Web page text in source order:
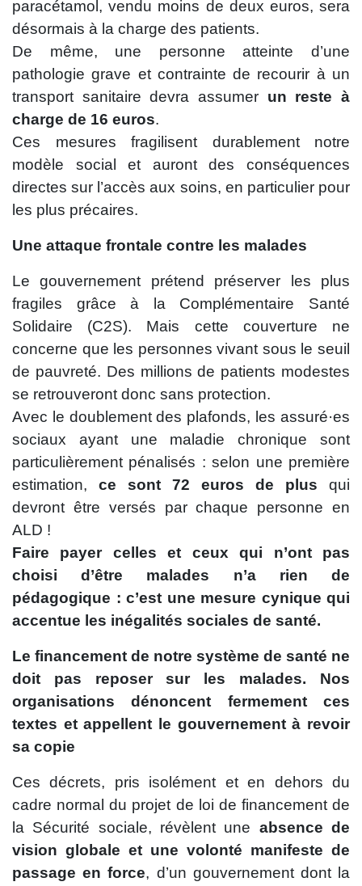
paracétamol, vendu moins de deux euros, sera
désormais à la charge des patients.
De même, une personne atteinte d’une
pathologie grave et contrainte de recourir à un
transport sanitaire devra assumer un reste à
charge de 16 euros.
Ces mesures fragilisent durablement notre
modèle social et auront des conséquences
directes sur l’accès aux soins, en particulier pour
les plus précaires.
Une attaque frontale contre les malades
Le gouvernement prétend préserver les plus
fragiles grâce à la Complémentaire Santé
Solidaire (C2S). Mais cette couverture ne
concerne que les personnes vivant sous le seuil
de pauvreté. Des millions de patients modestes
se retrouveront donc sans protection.
Avec le doublement des plafonds, les assuré·es
sociaux ayant une maladie chronique sont
particulièrement pénalisés : selon une première
estimation, ce sont 72 euros de plus qui
devront être versés par chaque personne en
ALD !
Faire payer celles et ceux qui n’ont pas
choisi d’être malades n’a rien de
pédagogique : c’est une mesure cynique qui
accentue les inégalités sociales de santé.
Le financement de notre système de santé ne
doit pas reposer sur les malades. Nos
organisations dénoncent fermement ces
textes et appellent le gouvernement à revoir
sa copie
Ces décrets, pris isolément et en dehors du
cadre normal du projet de loi de financement de
la Sécurité sociale, révèlent une absence de
vision globale et une volonté manifeste de
passage en force, d’un gouvernement dont la